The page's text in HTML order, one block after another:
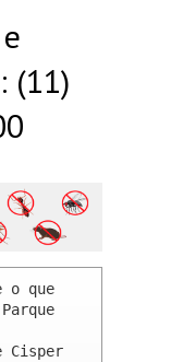
(11)
o que
Cisper